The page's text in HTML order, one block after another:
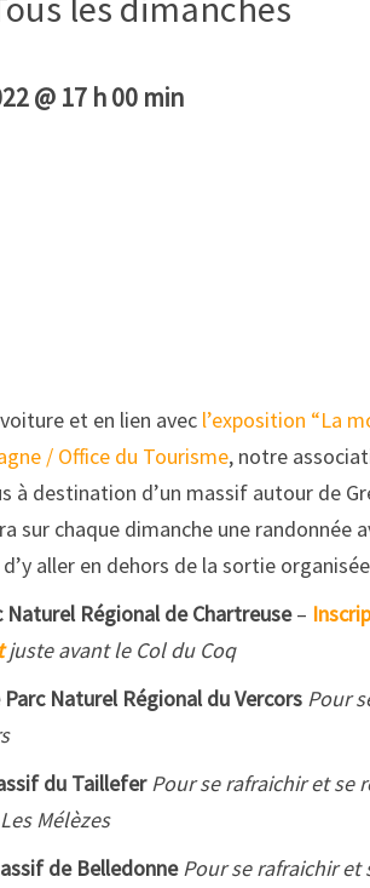
@ 17 h 00 min
et en lien avec l’exposition “La
/ Office du Tourisme, notre
à destination d’un massif autour de
sur chaque dimanche une randonnée
aller en dehors de la sortie
Naturel Régional de Chartreuse–
juste avant le Col du Coq
Naturel Régional du Vercors Pour
du Taillefer Pour se rafraichir et se
Mélèzes
de Belledonne Pour se rafraichir et